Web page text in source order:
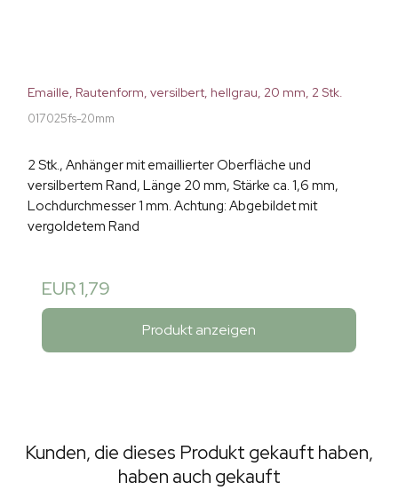
Emaille, Rautenform, versilbert, hellgrau, 20 mm, 2 Stk.
017025fs-20mm
2 Stk., Anhänger mit emaillierter Oberfläche und
versilbertem Rand, Länge 20 mm, Stärke ca. 1,6 mm,
Lochdurchmesser 1 mm. Achtung: Abgebildet mit
vergoldetem Rand
EUR 1,79
Produkt anzeigen
Kunden, die dieses Produkt gekauft haben,
haben auch gekauft